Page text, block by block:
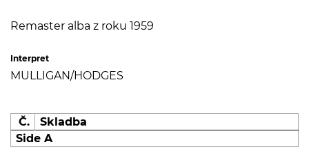
Remaster alba z roku 1959
Interpret
MULLIGAN/HODGES
Č.
Skladba
Side A